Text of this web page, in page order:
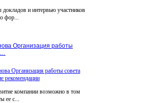
и интервью участников
фор...
Организация работы
компании возможно в том
ее с...